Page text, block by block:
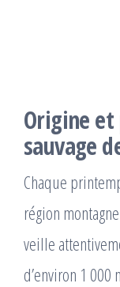
Origine
sauvage
Chaque
région
veille
d’environ 1 000